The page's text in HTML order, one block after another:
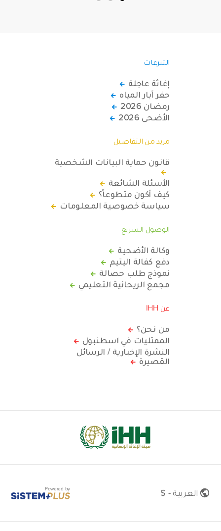
التبرعات
إغاثة عاجلة
حفر آبار المياه
رمضان 2026
الأضحى 2026
مزيد من التفاصيل
قانون حماية البيانات الشخصية
الأسئلة الشائعة
كيف أكون متطوعاً؟
سياسة خصوصية المعلومات
الوصول السريع
وكالة الأضحية
دفع كفالة اليتيم
نموذج طلب حصالة
مجمع الريحانية التعليمي
عن IHH
من نحن؟
الممثليات في اسطنبول
النشرة الإخبارية / الرسائل
القصيرة
العربية - $ Powered by